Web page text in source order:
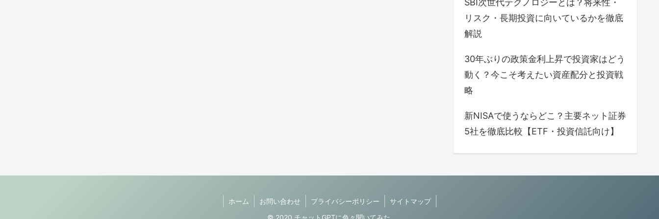
SBI次世代テクノロジーとは？将来性・
リスク・長期投資に向いているかを徹底
解説
30年ぶりの政策金利上昇で投資家はどう
動く？今こそ考えたい資産配分と投資戦
略
新NISAで使うならどこ？主要ネット証券
5社を徹底比較【ETF・投資信託向け】
ホーム お問い合わせ プライバシーポリシー
サイトマップ